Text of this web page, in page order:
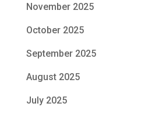
November 2025
October 2025
September 2025
August 2025
July 2025